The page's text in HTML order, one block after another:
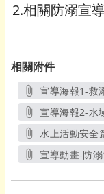
2.相關防溺宣
相關附件
宣導海報1-救
宣導海報2-水
水上活動安全
另開
宣導動畫-防